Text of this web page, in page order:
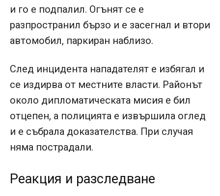
и го е подпалил. Огънят се е
разпространил бързо и е засегнал и втори
автомобил, паркиран наблизо.
След инцидента нападателят е избягал и
се издирва от местните власти. Районът
около дипломатическата мисия е бил
отцепен, а полицията е извършила оглед
и е събрала доказателства. При случая
няма пострадали.
Реакция и разследване